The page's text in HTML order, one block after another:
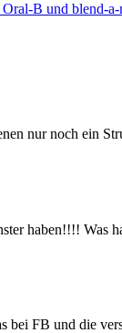
B und blend-a-
nur noch ein
haben!!!!
bei FB und die